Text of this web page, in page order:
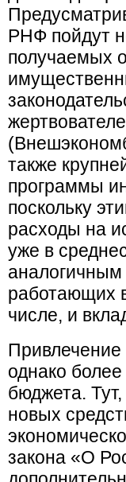
РНФ пойдут
получаемых
также
программы
поскольку
расходы на
уже в
работающих
числе, и
Привлечение
однако
бюджета.
новых
закона «О